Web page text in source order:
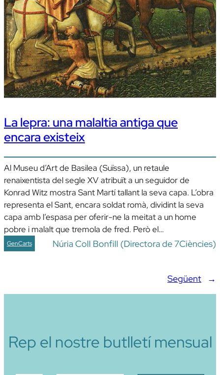
La lepra: una malaltia antiga que
encara existeix
Al Museu d’Art de Basilea (Suïssa), un retaule
renaixentista del segle XV atribuït a un seguidor de
Konrad Witz mostra Sant Martí tallant la seva capa. L’obra
representa el Sant, encara soldat romà, dividint la seva
capa amb l’espasa per oferir-ne la meitat a un home
pobre i malalt que tremola de fred. Però el…
GenCarts Núria Coll Bonfill (Directora de 7Ciències)
Següent →
Rep el nostre butlletí mensual